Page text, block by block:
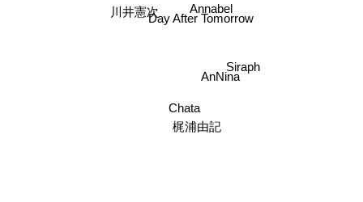
Annabel
Day After Tomorrow
川井憲次
AnNina
Chata
梶浦由記
Siraph